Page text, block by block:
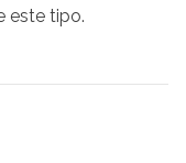
este tipo.